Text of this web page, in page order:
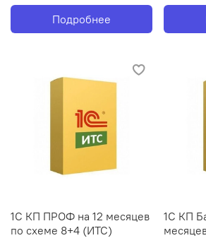
Подробнее
1С КП ПРОФ на 12 месяцев
по схеме 8+4 (ИТС)
1С КП